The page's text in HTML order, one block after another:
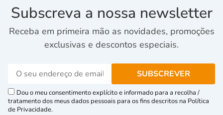
Subscreva a nossa newsletter
Receba em primeira mão as novidades, promoções
exclusivas e descontos especiais.
Dou o meu consentimento explícito e informado para a recolha /
tratamento dos meus dados pessoais para os fins descritos na Política
de Privacidade.